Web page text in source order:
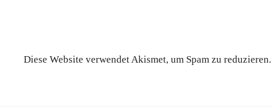
Diese Website verwendet Akismet, um Spam zu reduzieren.